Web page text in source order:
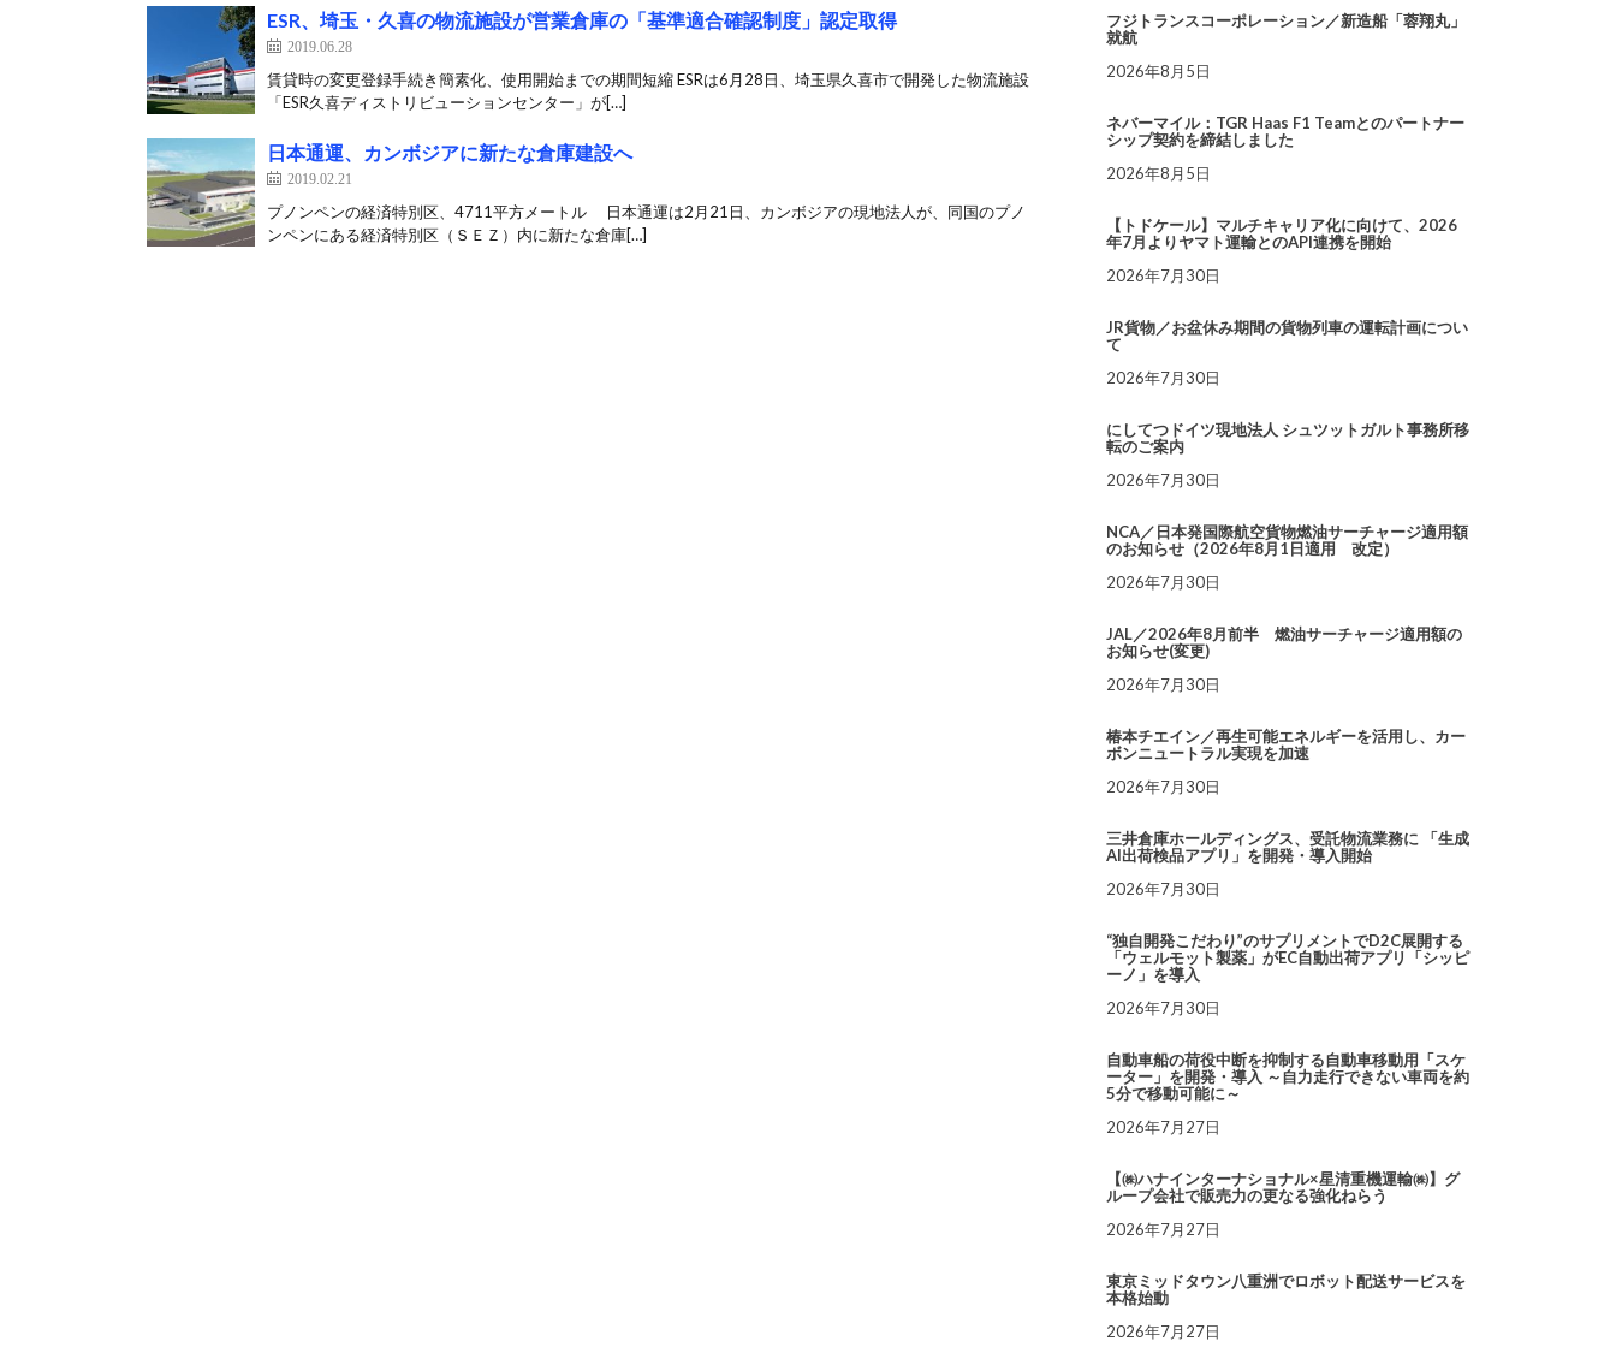
ESR、埼玉・久喜の物流施設が営業倉庫の「基準適合確認制度」認定取得
2019.06.28
賃貸時の変更登録手続き簡素化、使用開始までの期間短縮 ESRは6月28日、埼玉県久喜市で開発した物流施設
「ESR久喜ディストリビューションセンター」が[…]
日本通運、カンボジアに新たな倉庫建設へ
2019.02.21
プノンペンの経済特別区、4711平方メートル 日本通運は2月21日、カンボジアの現地法人が、同国のプノ
ンペンにある経済特別区（ＳＥＺ）内に新たな倉庫[…]
フジトランスコーポレーション／新造船「蓉翔丸」
就航
2026年8月5日
ネバーマイル：TGR Haas F1 Teamとのパートナー
シップ契約を締結しました
2026年8月5日
【トドケール】マルチキャリア化に向けて、2026
年7月よりヤマト運輸とのAPI連携を開始
2026年7月30日
JR貨物／お盆休み期間の貨物列車の運転計画につい
て
2026年7月30日
にしてつドイツ現地法人 シュツットガルト事務所移
転のご案内
2026年7月30日
NCA／日本発国際航空貨物燃油サーチャージ適用額
のお知らせ（2026年8月1日適用 改定）
2026年7月30日
JAL／2026年8月前半 燃油サーチャージ適用額の
お知らせ(変更)
2026年7月30日
椿本チエイン／再生可能エネルギーを活用し、カー
ボンニュートラル実現を加速
2026年7月30日
三井倉庫ホールディングス、受託物流業務に 「生成
AI出荷検品アプリ」を開発・導入開始
2026年7月30日
“独自開発こだわり”のサプリメントでD2C展開する
「ウェルモット製薬」がEC自動出荷アプリ「シッピ
ーノ」を導入
2026年7月30日
自動車船の荷役中断を抑制する自動車移動用「スケ
ーター」を開発・導入 ～自力走行できない車両を約
5分で移動可能に～
2026年7月27日
【㈱ハナインターナショナル×星清重機運輸㈱】グ
ループ会社で販売力の更なる強化ねらう
2026年7月27日
東京ミッドタウン八重洲でロボット配送サービスを
本格始動
2026年7月27日